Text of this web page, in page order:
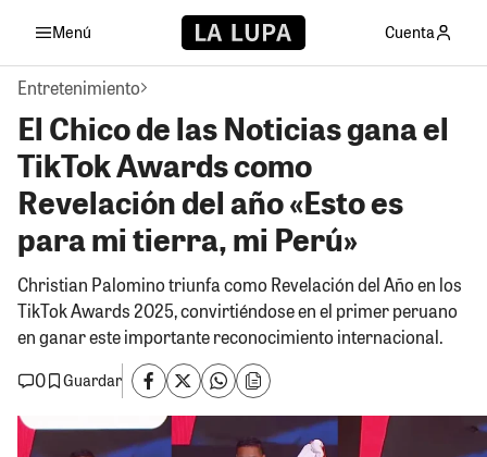
Menú Cuenta
Entretenimiento
El Chico de las Noticias gana el
TikTok Awards como
Revelación del año «Esto es
para mi tierra, mi Perú»
Christian Palomino triunfa como Revelación del Año en los
TikTok Awards 2025, convirtiéndose en el primer peruano
en ganar este importante reconocimiento internacional.
0
Guardar